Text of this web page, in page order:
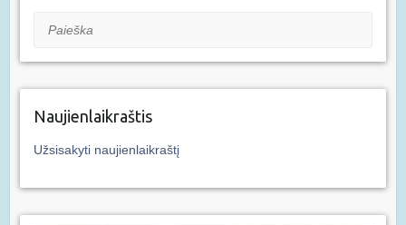
Paieška
Naujienlaikraštis
Užsisakyti naujienlaikraštį